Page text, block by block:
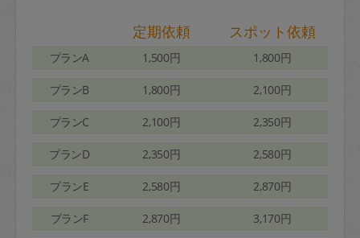
定期依頼 スポット依頼
プランA 1,500円 1,800円
プランB 1,800円 2,100円
プランC 2,100円 2,350円
プランD 2,350円 2,580円
プランE 2,580円 2,870円
プランF 2,870円 3,170円